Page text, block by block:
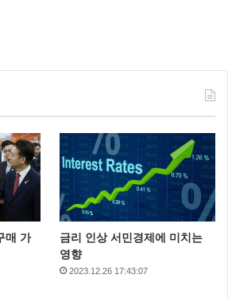
매 가
금리 인상 서민경제에 미치는
영향
2023.12.26 17:43:07